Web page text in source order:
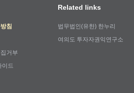
침
거부
이드
Related links
법무법인(유한) 한누리
여의도 투자자권익연구소